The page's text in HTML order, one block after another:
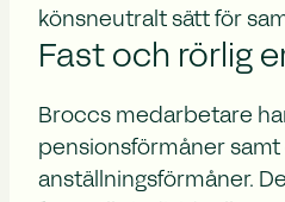
könsneutralt sätt för
Fast och rörlig
Broccs medarbetare
pensionsförmåner samt
anställningsförmåner.